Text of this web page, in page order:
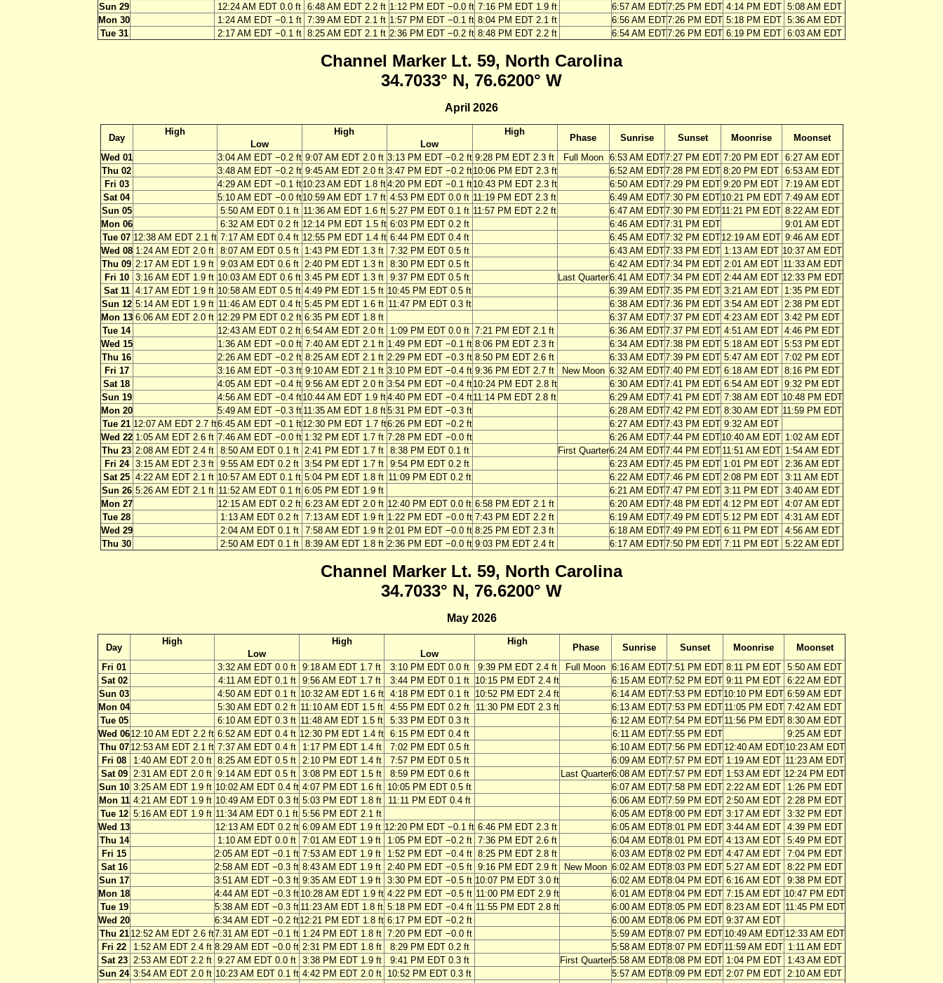
Sun 29
12:24 AM EDT 0.0 ft 6:48 AM EDT 2.2 ft 1:12 PM EDT −0.0 ft 7:16 PM EDT 1.9 ft 6:57 AM EDT7:25 PM EDT 4:14 PM EDT 5:08 AM EDT
Mon 30
1:24 AM EDT −0.1 ft 7:39 AM EDT 2.1 ft 1:57 PM EDT −0.1 ft 8:04 PM EDT 2.1 ft 6:56 AM EDT7:26 PM EDT 5:18 PM EDT 5:36 AM EDT
Tue 31
2:17 AM EDT −0.1 ft 8:25 AM EDT 2.1 ft 2:36 PM EDT −0.2 ft 8:48 PM EDT 2.2 ft 6:54 AM EDT7:26 PM EDT 6:19 PM EDT 6:03 AM EDT
Channel Marker Lt. 59, North Carolina
34.7033° N, 76.6200° W
April 2026
Day
High
Low
High
Low
High
Phase Sunrise Sunset Moonrise
Moonset
Wed 01
3:04 AM EDT −0.2 ft 9:07 AM EDT 2.0 ft 3:13 PM EDT −0.2 ft 9:28 PM EDT 2.3 ft Full Moon 6:53 AM EDT7:27 PM EDT 7:20 PM EDT 6:27 AM EDT
Thu 02
3:48 AM EDT −0.2 ft 9:45 AM EDT 2.0 ft 3:47 PM EDT −0.2 ft10:06 PM EDT 2.3 ft 6:52 AM EDT7:28 PM EDT 8:20 PM EDT 6:53 AM EDT
Fri 03
4:29 AM EDT −0.1 ft10:23 AM EDT 1.8 ft4:20 PM EDT −0.1 ft10:43 PM EDT 2.3 ft 6:50 AM EDT7:29 PM EDT 9:20 PM EDT 7:19 AM EDT
Sat 04
5:10 AM EDT −0.0 ft10:59 AM EDT 1.7 ft 4:53 PM EDT 0.0 ft 11:19 PM EDT 2.3 ft 6:49 AM EDT7:30 PM EDT10:21 PM EDT 7:49 AM EDT
Sun 05
5:50 AM EDT 0.1 ft 11:36 AM EDT 1.6 ft 5:27 PM EDT 0.1 ft 11:57 PM EDT 2.2 ft 6:47 AM EDT7:30 PM EDT11:21 PM EDT 8:22 AM EDT
Mon 06
6:32 AM EDT 0.2 ft 12:14 PM EDT 1.5 ft 6:03 PM EDT 0.2 ft 6:46 AM EDT7:31 PM EDT
9:01 AM EDT
Tue 07 12:38 AM EDT 2.1 ft 7:17 AM EDT 0.4 ft 12:55 PM EDT 1.4 ft 6:44 PM EDT 0.4 ft 6:45 AM EDT7:32 PM EDT12:19 AM EDT 9:46 AM EDT
Wed 08 1:24 AM EDT 2.0 ft 8:07 AM EDT 0.5 ft 1:43 PM EDT 1.3 ft 7:32 PM EDT 0.5 ft 6:43 AM EDT7:33 PM EDT 1:13 AM EDT 10:37 AM EDT
Thu 09 2:17 AM EDT 1.9 ft 9:03 AM EDT 0.6 ft 2:40 PM EDT 1.3 ft 8:30 PM EDT 0.5 ft 6:42 AM EDT7:34 PM EDT 2:01 AM EDT 11:33 AM EDT
Fri 10
3:16 AM EDT 1.9 ft 10:03 AM EDT 0.6 ft 3:45 PM EDT 1.3 ft 9:37 PM EDT 0.5 ft Last Quarter6:41 AM EDT7:34 PM EDT 2:44 AM EDT 12:33 PM EDT
Sat 11 4:17 AM EDT 1.9 ft 10:58 AM EDT 0.5 ft 4:49 PM EDT 1.5 ft 10:45 PM EDT 0.5 ft 6:39 AM EDT7:35 PM EDT 3:21 AM EDT
1:35 PM EDT
Sun 12 5:14 AM EDT 1.9 ft 11:46 AM EDT 0.4 ft 5:45 PM EDT 1.6 ft 11:47 PM EDT 0.3 ft 6:38 AM EDT7:36 PM EDT 3:54 AM EDT
2:38 PM EDT
Mon 13 6:06 AM EDT 2.0 ft 12:29 PM EDT 0.2 ft 6:35 PM EDT 1.8 ft 6:37 AM EDT7:37 PM EDT 4:23 AM EDT 3:42 PM EDT
Tue 14
12:43 AM EDT 0.2 ft 6:54 AM EDT 2.0 ft 1:09 PM EDT 0.0 ft 7:21 PM EDT 2.1 ft 6:36 AM EDT7:37 PM EDT 4:51 AM EDT 4:46 PM EDT
Wed 15
1:36 AM EDT −0.0 ft 7:40 AM EDT 2.1 ft 1:49 PM EDT −0.1 ft 8:06 PM EDT 2.3 ft 6:34 AM EDT7:38 PM EDT 5:18 AM EDT 5:53 PM EDT
Thu 16
2:26 AM EDT −0.2 ft 8:25 AM EDT 2.1 ft 2:29 PM EDT −0.3 ft 8:50 PM EDT 2.6 ft 6:33 AM EDT7:39 PM EDT 5:47 AM EDT 7:02 PM EDT
Fri 17
3:16 AM EDT −0.3 ft 9:10 AM EDT 2.1 ft 3:10 PM EDT −0.4 ft 9:36 PM EDT 2.7 ft New Moon 6:32 AM EDT7:40 PM EDT 6:18 AM EDT 8:16 PM EDT
Sat 18
4:05 AM EDT −0.4 ft 9:56 AM EDT 2.0 ft 3:54 PM EDT −0.4 ft10:24 PM EDT 2.8 ft 6:30 AM EDT7:41 PM EDT 6:54 AM EDT 9:32 PM EDT
Sun 19
4:56 AM EDT −0.4 ft10:44 AM EDT 1.9 ft4:40 PM EDT −0.4 ft11:14 PM EDT 2.8 ft 6:29 AM EDT7:41 PM EDT 7:38 AM EDT 10:48 PM EDT
Mon 20
5:49 AM EDT −0.3 ft 11:35 AM EDT 1.8 ft5:31 PM EDT −0.3 ft 6:28 AM EDT7:42 PM EDT 8:30 AM EDT 11:59 PM EDT
Tue 21 12:07 AM EDT 2.7 ft6:45 AM EDT −0.1 ft12:30 PM EDT 1.7 ft6:26 PM EDT −0.2 ft 6:27 AM EDT7:43 PM EDT 9:32 AM EDT
Wed 22 1:05 AM EDT 2.6 ft 7:46 AM EDT −0.0 ft 1:32 PM EDT 1.7 ft 7:28 PM EDT −0.0 ft 6:26 AM EDT7:44 PM EDT10:40 AM EDT 1:02 AM EDT
Thu 23 2:08 AM EDT 2.4 ft 8:50 AM EDT 0.1 ft 2:41 PM EDT 1.7 ft 8:38 PM EDT 0.1 ft First Quarter6:24 AM EDT7:44 PM EDT 11:51 AM EDT 1:54 AM EDT
Fri 24
3:15 AM EDT 2.3 ft 9:55 AM EDT 0.2 ft 3:54 PM EDT 1.7 ft 9:54 PM EDT 0.2 ft 6:23 AM EDT7:45 PM EDT 1:01 PM EDT
2:36 AM EDT
Sat 25 4:22 AM EDT 2.1 ft 10:57 AM EDT 0.1 ft 5:04 PM EDT 1.8 ft 11:09 PM EDT 0.2 ft 6:22 AM EDT7:46 PM EDT 2:08 PM EDT 3:11 AM EDT
Sun 26 5:26 AM EDT 2.1 ft 11:52 AM EDT 0.1 ft 6:05 PM EDT 1.9 ft 6:21 AM EDT7:47 PM EDT 3:11 PM EDT
3:40 AM EDT
Mon 27
12:15 AM EDT 0.2 ft 6:23 AM EDT 2.0 ft 12:40 PM EDT 0.0 ft 6:58 PM EDT 2.1 ft 6:20 AM EDT7:48 PM EDT 4:12 PM EDT 4:07 AM EDT
Tue 28
1:13 AM EDT 0.2 ft 7:13 AM EDT 1.9 ft 1:22 PM EDT −0.0 ft 7:43 PM EDT 2.2 ft 6:19 AM EDT7:49 PM EDT 5:12 PM EDT 4:31 AM EDT
Wed 29
2:04 AM EDT 0.1 ft 7:58 AM EDT 1.9 ft 2:01 PM EDT −0.0 ft 8:25 PM EDT 2.3 ft 6:18 AM EDT7:49 PM EDT 6:11 PM EDT
4:56 AM EDT
Thu 30
2:50 AM EDT 0.1 ft 8:39 AM EDT 1.8 ft 2:36 PM EDT −0.0 ft 9:03 PM EDT 2.4 ft 6:17 AM EDT7:50 PM EDT 7:11 PM EDT 5:22 AM EDT
Channel Marker Lt. 59, North Carolina
34.7033° N, 76.6200° W
May 2026
Day
High
Low
High
Low
High
Phase Sunrise Sunset Moonrise
Moonset
Fri 01
3:32 AM EDT 0.0 ft 9:18 AM EDT 1.7 ft 3:10 PM EDT 0.0 ft 9:39 PM EDT 2.4 ft Full Moon 6:16 AM EDT7:51 PM EDT 8:11 PM EDT 5:50 AM EDT
Sat 02
4:11 AM EDT 0.1 ft 9:56 AM EDT 1.7 ft 3:44 PM EDT 0.1 ft 10:15 PM EDT 2.4 ft 6:15 AM EDT7:52 PM EDT 9:11 PM EDT 6:22 AM EDT
Sun 03
4:50 AM EDT 0.1 ft 10:32 AM EDT 1.6 ft 4:18 PM EDT 0.1 ft 10:52 PM EDT 2.4 ft 6:14 AM EDT7:53 PM EDT10:10 PM EDT 6:59 AM EDT
Mon 04
5:30 AM EDT 0.2 ft 11:10 AM EDT 1.5 ft 4:55 PM EDT 0.2 ft 11:30 PM EDT 2.3 ft 6:13 AM EDT7:53 PM EDT 11:05 PM EDT 7:42 AM EDT
Tue 05
6:10 AM EDT 0.3 ft 11:48 AM EDT 1.5 ft 5:33 PM EDT 0.3 ft 6:12 AM EDT7:54 PM EDT 11:56 PM EDT 8:30 AM EDT
Wed 0612:10 AM EDT 2.2 ft 6:52 AM EDT 0.4 ft 12:30 PM EDT 1.4 ft 6:15 PM EDT 0.4 ft 6:11 AM EDT7:55 PM EDT
9:25 AM EDT
Thu 07 12:53 AM EDT 2.1 ft 7:37 AM EDT 0.4 ft 1:17 PM EDT 1.4 ft 7:02 PM EDT 0.5 ft 6:10 AM EDT7:56 PM EDT 12:40 AM EDT 10:23 AM EDT
Fri 08
1:40 AM EDT 2.0 ft 8:25 AM EDT 0.5 ft 2:10 PM EDT 1.4 ft 7:57 PM EDT 0.5 ft 6:09 AM EDT7:57 PM EDT 1:19 AM EDT 11:23 AM EDT
Sat 09 2:31 AM EDT 2.0 ft 9:14 AM EDT 0.5 ft 3:08 PM EDT 1.5 ft 8:59 PM EDT 0.6 ft Last Quarter6:08 AM EDT7:57 PM EDT 1:53 AM EDT 12:24 PM EDT
Sun 10 3:25 AM EDT 1.9 ft 10:02 AM EDT 0.4 ft 4:07 PM EDT 1.6 ft 10:05 PM EDT 0.5 ft 6:07 AM EDT7:58 PM EDT 2:22 AM EDT
1:26 PM EDT
Mon 11 4:21 AM EDT 1.9 ft 10:49 AM EDT 0.3 ft 5:03 PM EDT 1.8 ft 11:11 PM EDT 0.4 ft 6:06 AM EDT7:59 PM EDT 2:50 AM EDT 2:28 PM EDT
Tue 12 5:16 AM EDT 1.9 ft 11:34 AM EDT 0.1 ft 5:56 PM EDT 2.1 ft 6:05 AM EDT8:00 PM EDT 3:17 AM EDT 3:32 PM EDT
Wed 13
12:13 AM EDT 0.2 ft 6:09 AM EDT 1.9 ft 12:20 PM EDT −0.1 ft 6:46 PM EDT 2.3 ft 6:05 AM EDT8:01 PM EDT 3:44 AM EDT 4:39 PM EDT
Thu 14
1:10 AM EDT 0.0 ft 7:01 AM EDT 1.9 ft 1:05 PM EDT −0.2 ft 7:36 PM EDT 2.6 ft 6:04 AM EDT8:01 PM EDT 4:13 AM EDT 5:49 PM EDT
Fri 15
2:05 AM EDT −0.1 ft 7:53 AM EDT 1.9 ft 1:52 PM EDT −0.4 ft 8:25 PM EDT 2.8 ft 6:03 AM EDT8:02 PM EDT 4:47 AM EDT 7:04 PM EDT
Sat 16
2:58 AM EDT −0.3 ft 8:43 AM EDT 1.9 ft 2:40 PM EDT −0.5 ft 9:16 PM EDT 2.9 ft New Moon 6:02 AM EDT8:03 PM EDT 5:27 AM EDT 8:22 PM EDT
Sun 17
3:51 AM EDT −0.3 ft 9:35 AM EDT 1.9 ft 3:30 PM EDT −0.5 ft 10:07 PM EDT 3.0 ft 6:02 AM EDT8:04 PM EDT 6:16 AM EDT 9:38 PM EDT
Mon 18
4:44 AM EDT −0.3 ft 10:28 AM EDT 1.9 ft 4:22 PM EDT −0.5 ft 11:00 PM EDT 2.9 ft 6:01 AM EDT8:04 PM EDT 7:15 AM EDT 10:47 PM EDT
Tue 19
5:38 AM EDT −0.3 ft 11:23 AM EDT 1.8 ft 5:18 PM EDT −0.4 ft 11:55 PM EDT 2.8 ft 6:00 AM EDT8:05 PM EDT 8:23 AM EDT 11:45 PM EDT
Wed 20
6:34 AM EDT −0.2 ft12:21 PM EDT 1.8 ft 6:17 PM EDT −0.2 ft 6:00 AM EDT8:06 PM EDT 9:37 AM EDT
Thu 21 12:52 AM EDT 2.6 ft7:31 AM EDT −0.1 ft 1:24 PM EDT 1.8 ft 7:20 PM EDT −0.0 ft 5:59 AM EDT8:07 PM EDT 10:49 AM EDT 12:33 AM EDT
Fri 22
1:52 AM EDT 2.4 ft 8:29 AM EDT −0.0 ft 2:31 PM EDT 1.8 ft 8:29 PM EDT 0.2 ft 5:58 AM EDT8:07 PM EDT 11:59 AM EDT 1:11 AM EDT
Sat 23 2:53 AM EDT 2.2 ft 9:27 AM EDT 0.0 ft 3:38 PM EDT 1.9 ft 9:41 PM EDT 0.3 ft First Quarter5:58 AM EDT8:08 PM EDT 1:04 PM EDT
1:43 AM EDT
Sun 24 3:54 AM EDT 2.0 ft 10:23 AM EDT 0.1 ft 4:42 PM EDT 2.0 ft 10:52 PM EDT 0.3 ft 5:57 AM EDT8:09 PM EDT 2:07 PM EDT 2:10 AM EDT